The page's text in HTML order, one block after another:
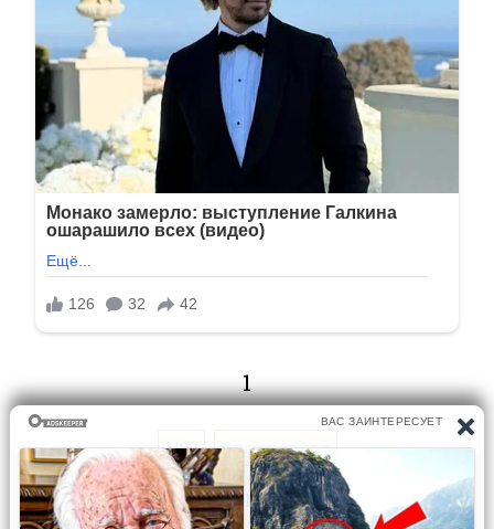
1
1/83 Следующая
Перейти на страницу: